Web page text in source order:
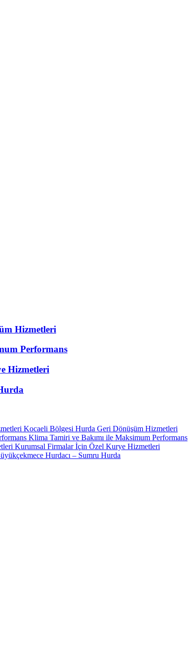
Hizmetleri
Performans
Hizmetleri
Kocaeli Bölgesi Hurda Geri Dönüşüm Hizmetleri
Klima Tamiri ve Bakımı ile Maksimum Performans
Kurumsal Firmalar İçin Özel Kurye Hizmetleri
Hurdacı – Sumru Hurda